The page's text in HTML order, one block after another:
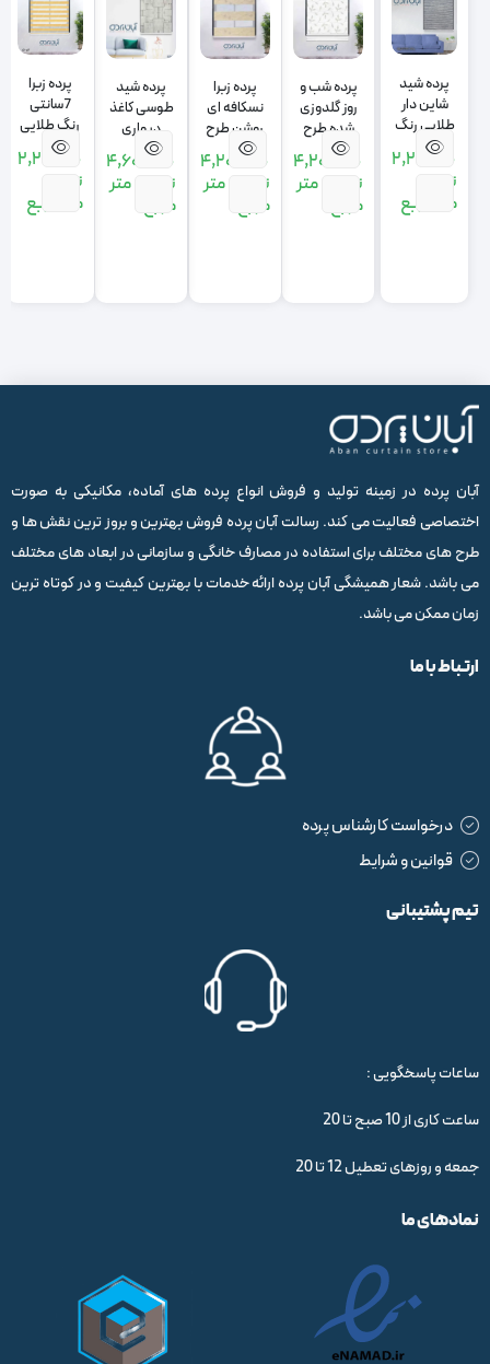
پرده شید
شاین دار
طلایی رنگ
سرمه ای
2,210,000
تومان
متر مربع
پرده شب و
روز گلدوزی
شده طرح
برگ طلایی
4,200,000
تومان
متر
مربع
پرده زبرا
نسکافه ای
روشن طرح
لمه دار
4,200,000
تومان
متر
مربع
پرده شید
طوسی کاغذ
دیواری
4,600,000
تومان
متر
مربع
پرده زبرا
7سانتی
رنگ طلایی
زرد
2,210,000
تومان
متر مربع
آبان پرده در زمینه تولید و فروش انواع پرده های آماده، مکانیکی به صورت
اختصاصی فعالیت می کند. رسالت آبان پرده فروش بهترین و بروز ترین نقش ها و
طرح های مختلف برای استفاده در مصارف خانگی و سازمانی در ابعاد های مختلف
می باشد. شعار همیشگی آبان پرده ارائه خدمات با بهترین کیفیت و در کوتاه ترین
زمان ممکن می باشد.
ارتباط با ما
درخواست کارشناس پرده
قوانین و شرایط
تیم پشتیبانی
ساعات پاسخگویی :
ساعت کاری از 10 صبح تا 20
جمعه و روزهای تعطیل 12 تا 20
نمادهای ما